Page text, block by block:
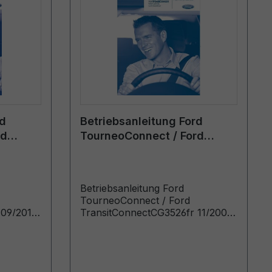
2010
Betriebsanleitung Ford
TourneoConnect / Ford
Betriebsanleitung Ford
TourneoConnect / Ford
TransitConnectCG3526fr 11/2007